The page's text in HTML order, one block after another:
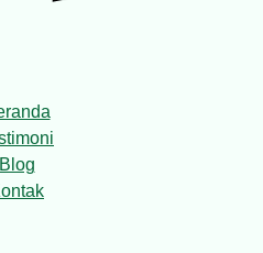
Blog